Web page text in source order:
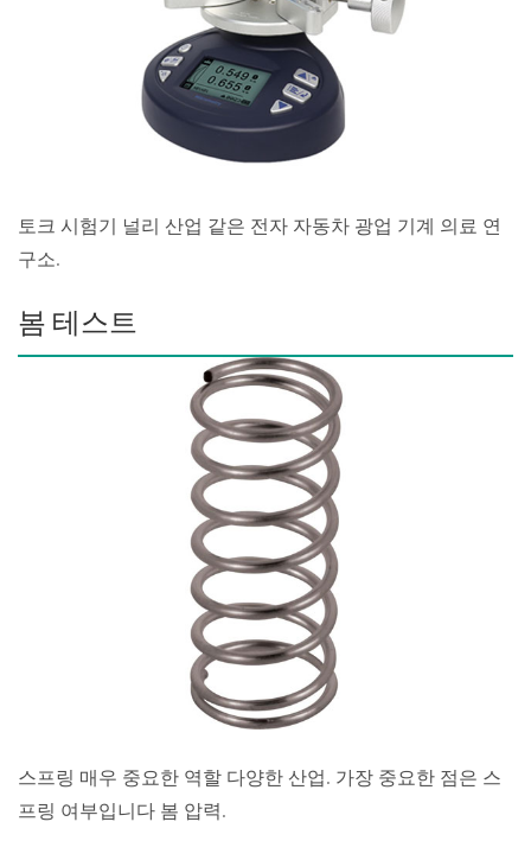
토크 시험기 널리 산업 같은 전자 자동차 광업 기계 의료 연
구소.
봄 테스트
스프링 매우 중요한 역할 다양한 산업. 가장 중요한 점은 스
프링 여부입니다 봄 압력.